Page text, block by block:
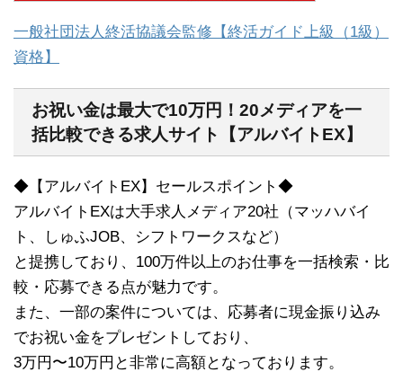
一般社団法人終活協議会監修【終活ガイド上級（1級）
資格】
お祝い金は最大で10万円！20メディアを一
括比較できる求人サイト【アルバイトEX】
◆【アルバイトEX】セールスポイント◆
アルバイトEXは大手求人メディア20社（マッハバイ
ト、しゅふJOB、シフトワークスなど）
と提携しており、100万件以上のお仕事を一括検索・比
較・応募できる点が魅力です。
また、一部の案件については、応募者に現金振り込み
でお祝い金をプレゼントしており、
3万円〜10万円と非常に高額となっております。